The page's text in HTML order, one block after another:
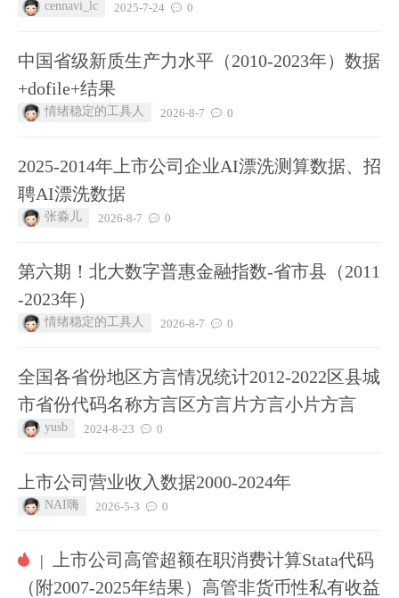
cennavi_lc 2025-7-24 0
中国省级新质生产力水平（2010-2023年）数据
+dofile+结果
情绪稳定的工具人 2026-8-7 0
2025-2014年上市公司企业AI漂洗测算数据、招
聘AI漂洗数据
张淼儿 2026-8-7 0
第六期！北大数字普惠金融指数-省市县（2011
-2023年）
情绪稳定的工具人 2026-8-7 0
全国各省份地区方言情况统计2012-2022区县城
市省份代码名称方言区方言片方言小片方言
yusb 2024-8-23 0
上市公司营业收入数据2000-2024年
NAI嗨 2026-5-3 0
|
上市公司高管超额在职消费计算Stata代码
（附2007-2025年结果）高管非货币性私有收益